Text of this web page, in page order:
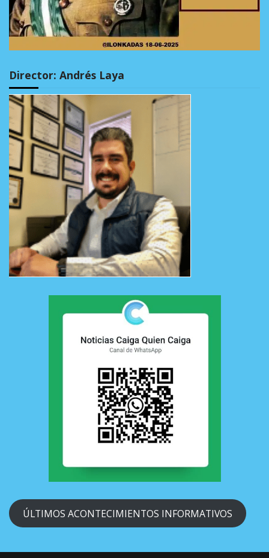
Director: Andrés Laya
ÚLTIMOS ACONTECIMIENTOS INFORMATIVOS